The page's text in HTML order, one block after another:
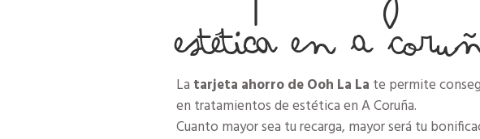
Ooh
quantityestética en A
La tarjeta ahorro de Ooh La La te permite
en tratamientos de estética en A Coruña.
Cuanto mayor sea tu recarga, mayor será tu